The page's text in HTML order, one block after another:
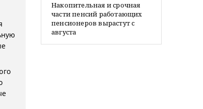
Накопительная и срочная
части пенсий работающих
пенсионеров вырастут с
августа